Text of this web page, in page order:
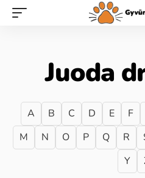
Juoda
A B C D E F
M
N O P Q R
Y